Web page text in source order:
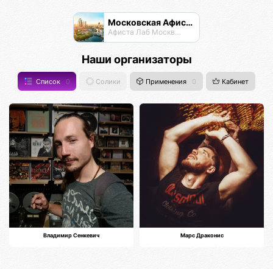
Московская Афиста
Афиста Лаб Москвы и Подпосковья
Наши организаторы
Список 0 Солики Применения 0 Кабинет
Владимир Сенкевич Марс Драконис